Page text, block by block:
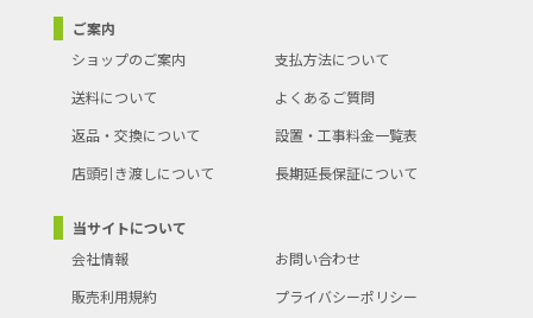
ご案内
ショップのご案内
支払方法について
送料について
よくあるご質問
返品・交換について
設置・工事料金一覧表
店頭引き渡しについて
長期延長保証について
当サイトについて
会社情報
お問い合わせ
販売利用規約
プライバシーポリシー